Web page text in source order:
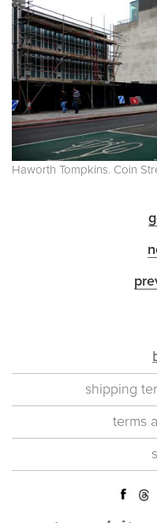
Haworth Tompkins. Coin
shipping
terms